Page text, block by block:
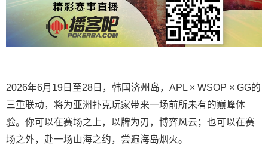
2026年6月19日至28日，韩国济州岛，APL × WSOP × GG的
三重联动，将为亚洲扑克玩家带来一场前所未有的巅峰体
验。 你可以在赛场之上，以牌为刃，博弈风云；也可以在赛
场之外，赴一场山海之约，尝遍海岛烟火。